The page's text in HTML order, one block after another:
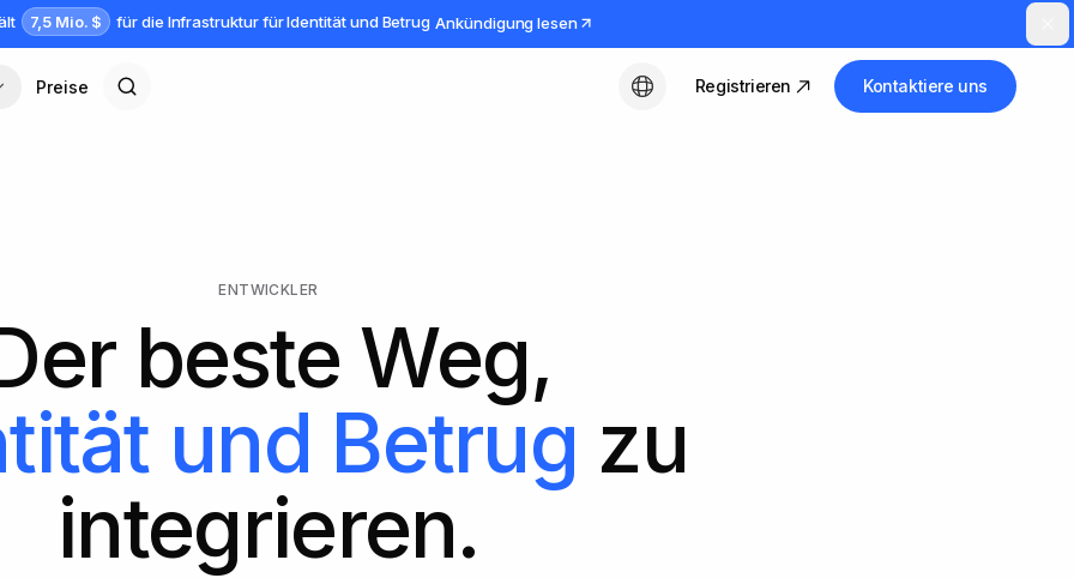
7,5 Mio. $ für die Infrastruktur für Identität und Betrug Ankündigung lesen
Preise
Deutsch
Registrieren Kontaktiere uns
ENTWICKLER
beste Weg,
und Betrug zu
integrieren.